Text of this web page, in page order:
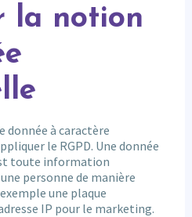
la notion
donnée à caractère
le RGPD. Une donnée
toute information
personne de manière
une plaque
IP pour le marketing.